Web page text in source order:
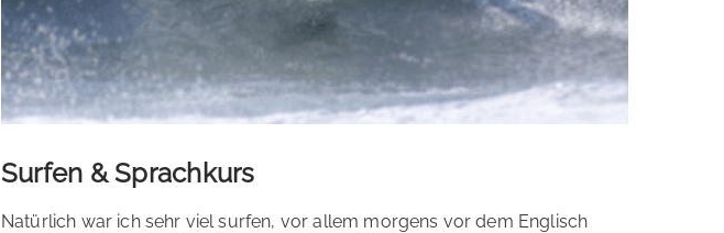
Surfen & Sprachkurs
Natürlich war ich sehr viel surfen, vor allem morgens vor dem Englisch